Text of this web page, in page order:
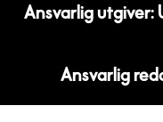
Ansvarlig utgiver:
Ansvarlig